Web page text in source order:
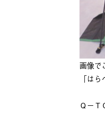
画像で
「は
Ｑ－Ｔ